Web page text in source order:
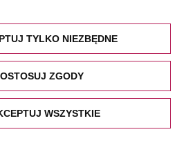
Pomoc
O nas
TYLKO NIEZBĘDNE
ZGODY
WSZYSTKIE